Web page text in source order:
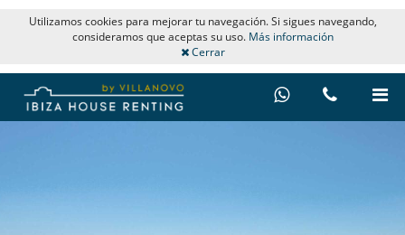
Utilizamos cookies para mejorar tu navegación. Si sigues navegando,
consideramos que aceptas su uso. Más información
Cerrar